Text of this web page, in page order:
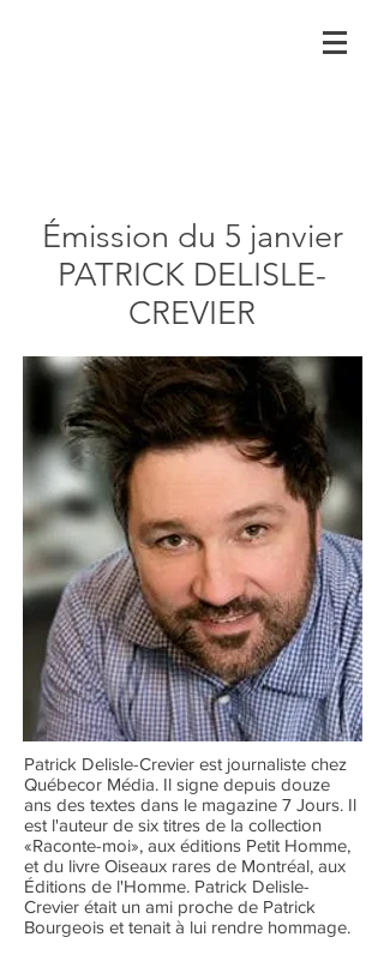
Émission du 5 janvier
PATRICK DELISLE-
CREVIER
Patrick Delisle-Crevier est journaliste chez
Québecor Média. Il signe depuis douze
ans des textes dans le magazine 7 Jours. Il
est l'auteur de six titres de la collection
«Raconte-moi», aux éditions Petit Homme,
et du livre Oiseaux rares de Montréal, aux
Éditions de l'Homme. Patrick Delisle-
Crevier était un ami proche de Patrick
Bourgeois et tenait à lui rendre hommage.